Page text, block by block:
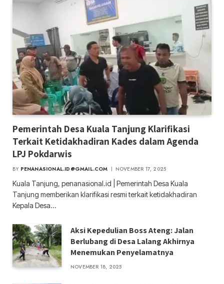
Pemerintah Desa Kuala Tanjung Klarifikasi
Terkait Ketidakhadiran Kades dalam Agenda
LPJ Pokdarwis
BY PENANASIONAL.ID@GMAIL.COM NOVEMBER 17, 2025
Kuala Tanjung, penanasional.id | Pemerintah Desa Kuala
Tanjung memberikan klarifikasi resmi terkait ketidakhadiran
Kepala Desa…
Aksi Kepedulian Boss Ateng: Jalan
Berlubang di Desa Lalang Akhirnya
Menemukan Penyelamatnya
NOVEMBER 18, 2025